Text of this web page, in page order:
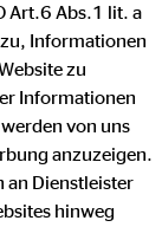
hohen
AG.
beispielsweise
stets im
Art.6 Abs.1 lit. a
Informationen
zu
Informationen
von uns
anzuzeigen.
an Dienstleister
hinweg